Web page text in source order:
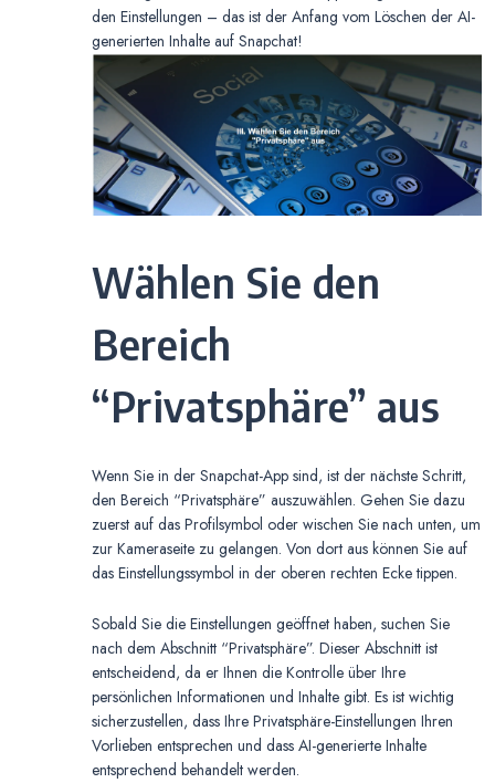
den Einstellungen – das ist der Anfang vom Löschen der AI-
generierten Inhalte auf Snapchat!
Wählen Sie den
Bereich
“Privatsphäre” aus
Wenn Sie in der Snapchat-App sind, ist der nächste Schritt,
den Bereich “Privatsphäre” auszuwählen. Gehen Sie dazu
zuerst auf das Profilsymbol oder wischen Sie nach unten, um
zur Kameraseite zu gelangen. Von dort aus können Sie auf
das Einstellungssymbol in der oberen rechten Ecke tippen.
Sobald Sie die Einstellungen geöffnet haben, suchen Sie
nach dem Abschnitt “Privatsphäre”. Dieser Abschnitt ist
entscheidend, da er Ihnen die Kontrolle über Ihre
persönlichen Informationen und Inhalte gibt. Es ist wichtig
sicherzustellen, dass Ihre Privatsphäre-Einstellungen Ihren
Vorlieben entsprechen und dass AI-generierte Inhalte
entsprechend behandelt werden.